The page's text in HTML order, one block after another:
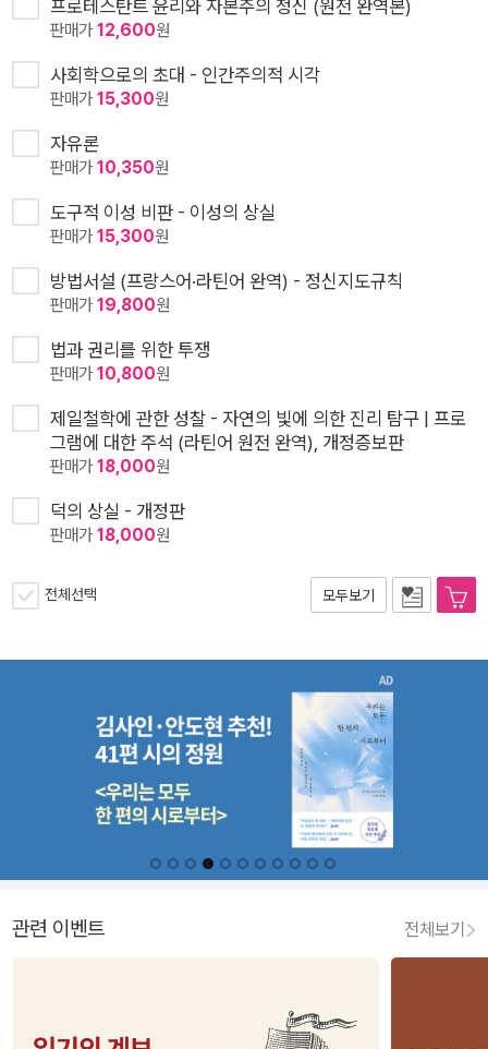
프로테스탄트 윤리와 자본주의 정신 (원전 완역본)
판매가12,600원
사회학으로의 초대 - 인간주의적 시각
판매가15,300원
자유론
판매가10,350원
도구적 이성 비판 - 이성의 상실
판매가15,300원
방법서설 (프랑스어·라틴어 완역) - 정신지도규칙
판매가19,800원
법과 권리를 위한 투쟁
판매가10,800원
제일철학에 관한 성찰 - 자연의 빛에 의한 진리 탐구 | 프로
그램에 대한 주석 (라틴어 원전 완역), 개정증보판
판매가18,000원
덕의 상실 - 개정판
판매가18,000원
전체선택 모두보기
관련 이벤트 전체보기